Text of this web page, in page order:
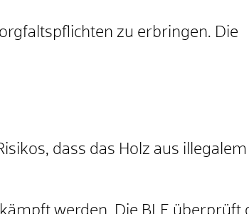
zu erbringen. Die
dass das Holz aus illegalem